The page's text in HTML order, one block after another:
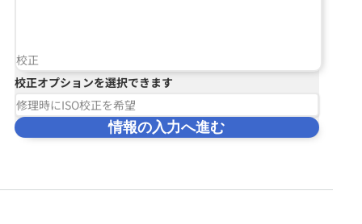
校正
校正オプションを選択できます
修理時にISO校正を希望
情報の入力へ進む